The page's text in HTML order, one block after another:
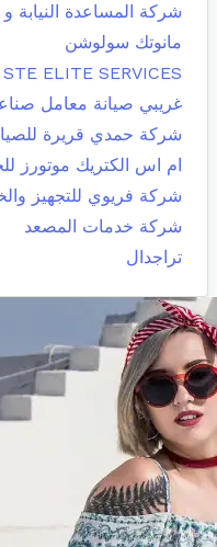
شركة المساعدة النيابة
مانوتك سولوشن
STE ELITE SERVICES
غريبي صيانة معامل
شركة حمدي قريرة
ام اس الكتريك موتورز
شركة فريوي للتجهيز
شركة خدمات المصعد
تراجدال